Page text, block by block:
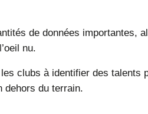
de données importantes,
nu.
clubs à identifier des
dehors du terrain.